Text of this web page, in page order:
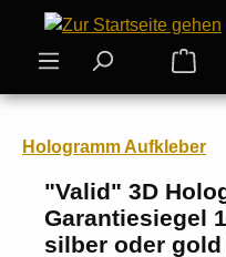
Zum Hauptinhalt springen
Hologramm Aufkleber
"Valid" 3D
Garantiesiegel
silber oder